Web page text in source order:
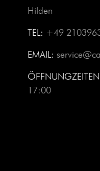
Hilden
TEL: +49
EMAIL:
17:00